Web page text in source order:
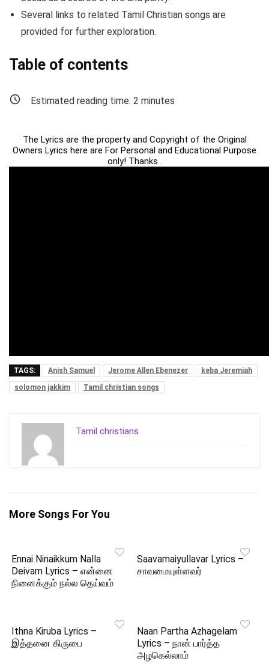
Several links to related Tamil Christian songs are
provided for further exploration.
Table of contents
Estimated reading time: 2 minutes
The Lyrics are the property and Copyright of the Original
Owners Lyrics here are For Personal and Educational Purpose
only! Thanks .
TAGS: Anish Samuel Jerome Allen Ebenezer
keba Jeremiah
solomon jakkim
Tamil christian songs
Tamil christians
More Songs For You
Ennai Ninaikkum Nalla
Deivam Lyrics – என்னை
நினைக்கும் நல்ல தெய்வம்
Saavamaiyullavar Lyrics –
சாவமையுள்ளவர்
Ithna Kiruba Lyrics –
இத்தனை கிருபை
Naan Partha Azhagelam
Lyrics – நான் பார்த்த
அழகெல்லாம்